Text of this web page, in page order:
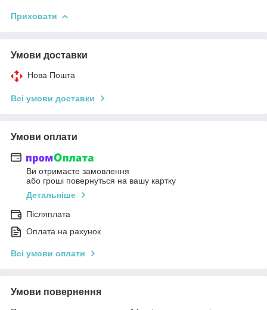
Приховати
Умови доставки
Нова Пошта
Всі умови доставки
Умови оплати
Ви отримаєте замовлення
або гроші повернуться на вашу картку
Детальніше
Післяплата
Оплата на рахунок
Всі умови оплати
Умови повернення